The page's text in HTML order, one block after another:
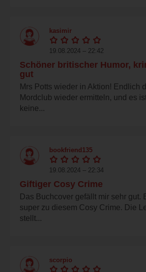
kasimir
19.08.2024 – 22:42
Schöner britischer Humor,
gut
Mrs Potts wieder in Aktion! Endlich
Mordclub wieder ermitteln, und es
keine...
bookfriend135
19.08.2024 – 22:34
Giftiger Cosy Crime
Das Buchcover gefällt mir sehr gut.
super zu diesem Cosy Crime. Die
stellt...
scorpio